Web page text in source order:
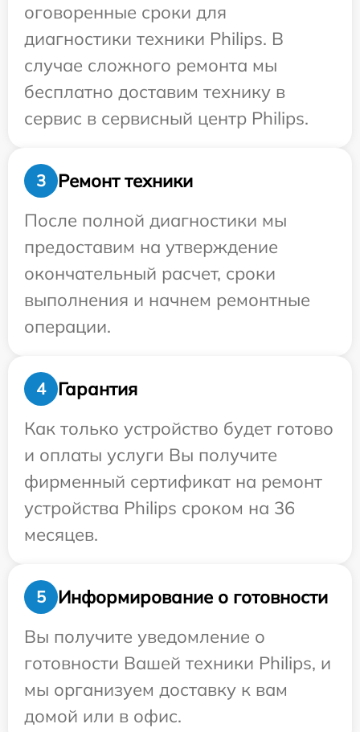
оговоренные сроки для
диагностики техники Philips. В
случае сложного ремонта мы
бесплатно доставим технику в
сервис в сервисный центр Philips.
3
Ремонт техники
После полной диагностики мы
предоставим на утверждение
окончательный расчет, сроки
выполнения и начнем ремонтные
операции.
4
Гарантия
Как только устройство будет готово
и оплаты услуги Вы получите
фирменный сертификат на ремонт
устройства Philips сроком на 36
месяцев.
5
Информирование о готовности
Вы получите уведомление о
готовности Вашей техники Philips, и
мы организуем доставку к вам
домой или в офис.